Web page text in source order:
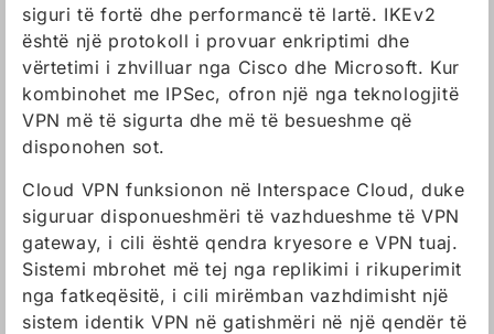
siguri të fortë dhe performancë të lartë. IKEv2
është një protokoll i provuar enkriptimi dhe
vërtetimi i zhvilluar nga Cisco dhe Microsoft. Kur
kombinohet me IPSec, ofron një nga teknologjitë
VPN më të sigurta dhe më të besueshme që
disponohen sot.
Cloud VPN funksionon në Interspace Cloud, duke
siguruar disponueshmëri të vazhdueshme të VPN
gateway, i cili është qendra kryesore e VPN tuaj.
Sistemi mbrohet më tej nga replikimi i rikuperimit
nga fatkeqësitë, i cili mirëmban vazhdimisht një
sistem identik VPN në gatishmëri në një qendër të